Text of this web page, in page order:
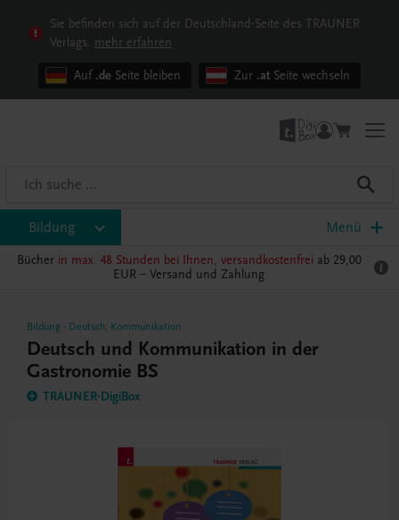
Sie befinden sich auf der Deutschland-Seite des TRAUNER
Verlags. mehr erfahren
Auf .de Seite bleiben Zur .at Seite wechseln
Bildung Menü
Bücher in max. 48 Stunden bei Ihnen, versandkostenfrei ab 29,00
EUR – Versand und Zahlung
Bildung - Deutsch, Kommunikation
Deutsch und Kommunikation in der
Gastronomie BS
TRAUNER-DigiBox